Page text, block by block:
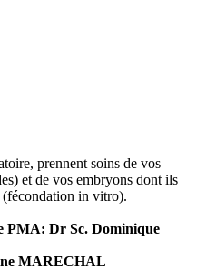
prennent soins de vos
et de vos embryons dont ils
in vitro).
PMA: Dr Sc. Dominique
MARECHAL